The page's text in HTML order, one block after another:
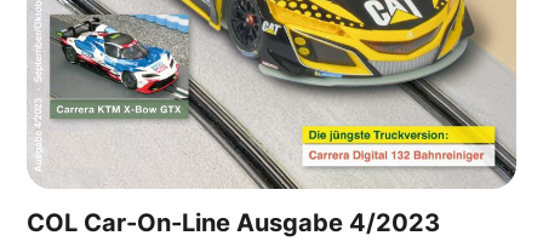
COL Car-On-Line Ausgabe 4/2023